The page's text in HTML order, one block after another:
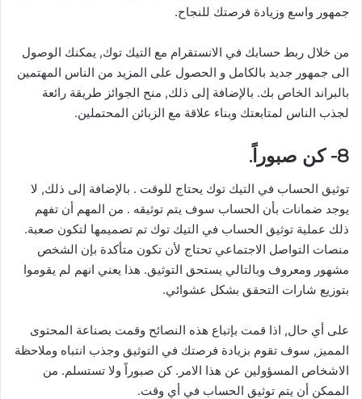
جمهور واسع وزيادة فرصتك للنجاح.
من خلال ربط حسابك في الانستقرام مع التيك توك, يمكنك الوصول
الى جمهور جديد بالكامل و الحصول على المزيد من الناس المهتمين
بالبراند الخاص بك. بالإضافة إلى ذلك, منح الجوائز طريقة رائعة
لجذب الناس لمتابعتك وبناء علاقة مع الزبائن المحتملين.
8- كن صبوراً.
توثيق الحساب في التيك توك يحتاج للوقت . بالإضافة إلى ذلك, لا
يوجد ضمانات بأن الحساب سوف يتم توثيقه . من المهم أن تفهم
ذلك عملية توثيق الحساب في التيك توك تم تصميمها لتكون صعبة.
منصات التواصل الاجتماعي تحتاج لأن تكون متأكدة بإن الشخص
مشهور ومعروف وبالتالي يستحق التوثيق. هذا يعني انهم لم يقوموا
بتوزيع شارات التحقق بشكل عشوائي.
على أي حال, اذا قمت بإتباع هذه النصائح وقمت بصناعة المحتوى
المميز, سوف تقوم بزيادة فرصتك في التوثيق وجذب انتباه وملاحظة
الاشخاص المسؤولين عن هذا الامر. كن صبوراً ولا تستسلم. من
الممكن أن يتم توثيق الحساب في أي وقت.